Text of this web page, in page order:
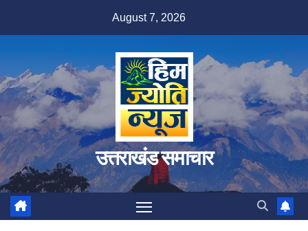
August 7, 2026
उत्तराखंड समाचार